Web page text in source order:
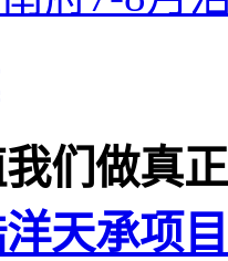
我们做真
天承项